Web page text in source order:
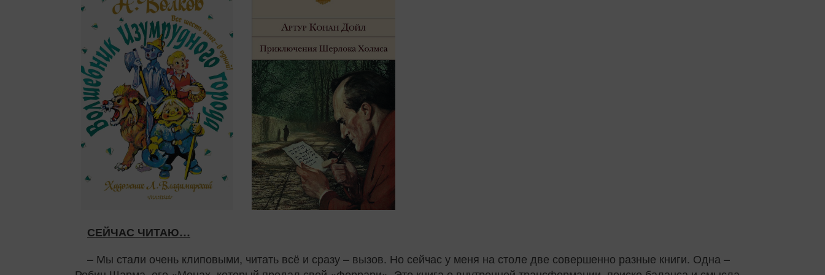
СЕЙЧАС ЧИТАЮ…
– Мы стали очень клиповыми, читать всё и сразу – вызов. Но сейчас у меня на столе две совершенно разные книги. Одна –